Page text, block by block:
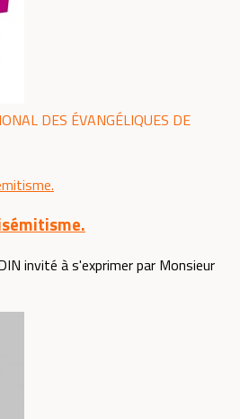
DES ÉVANGÉLIQUES DE
invité à s'exprimer par Monsieur